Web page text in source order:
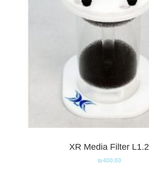
XR Media Filter L1.2
₪400.00